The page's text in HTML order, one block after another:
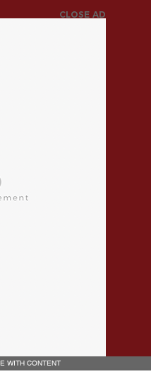
CLOSE AD
WITH CONTENT